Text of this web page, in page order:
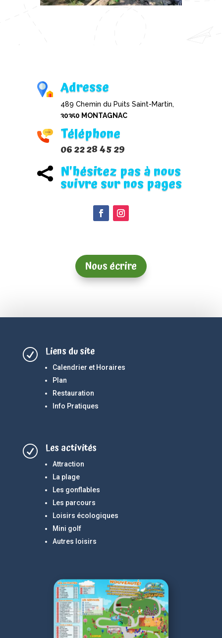
Adresse
489 Chemin du Puits Saint-Martin,
30350 MONTAGNAC
Téléphone
06 22 28 45 29
 N'hésitez pas à nous
suivre sur nos pages
Nous écrire
R Liens du site
Calendrier et Horaires
Plan
Restauration
Info Pratiques
R Les activités
Attraction
La plage
Les gonflables
Les parcours
Loisirs écologiques
Mini golf
Autres loisirs